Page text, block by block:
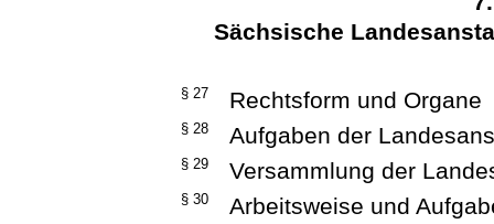
Sächsische
§ 27 Rechtsform und Organe
§ 28 Aufgaben der
§ 29 Versammlung der
§ 30 Arbeitsweise und